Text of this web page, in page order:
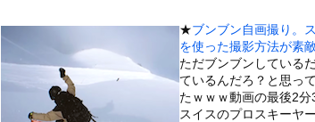
【動画】ヒョウ2頭が木に登って激しい戦い
【画像】STU48の巨乳美少女、水着グラビアで愛されボディを
【画像】吉川愛さん(26)、縛られてムチムチお乳が強調されてし
道路脇で男性が缶切断していたドラム缶が爆発
★ブンブン自画撮り。
を使った撮影方法が素敵
ただブンブンしている
ているんだろ？と思っ
たｗｗｗ動画の最後2分
スイスのプロスキーヤ